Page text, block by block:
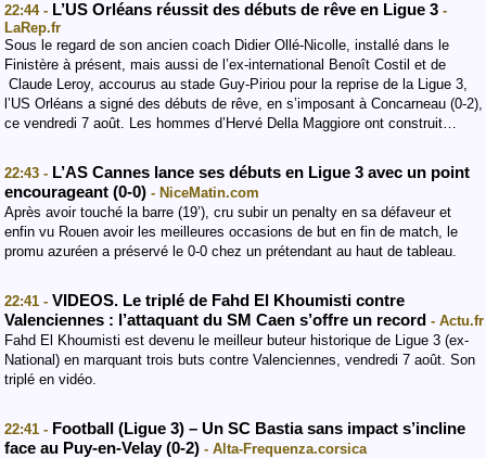
22:44 - L’US Orléans réussit des débuts de rêve en Ligue 3 -
LaRep.fr
Sous le regard de son ancien coach Didier Ollé-Nicolle, installé dans le
Finistère à présent, mais aussi de l’ex-international Benoît Costil et de
Claude Leroy, accourus au stade Guy-Piriou pour la reprise de la Ligue 3,
l’US Orléans a signé des débuts de rêve, en s’imposant à Concarneau (0-2),
ce vendredi 7 août. Les hommes d’Hervé Della Maggiore ont construit…
22:43 - L’AS Cannes lance ses débuts en Ligue 3 avec un point
encourageant (0-0) - NiceMatin.com
Après avoir touché la barre (19’), cru subir un penalty en sa défaveur et
enfin vu Rouen avoir les meilleures occasions de but en fin de match, le
promu azuréen a préservé le 0-0 chez un prétendant au haut de tableau.
22:41 - VIDEOS. Le triplé de Fahd El Khoumisti contre
Valenciennes : l’attaquant du SM Caen s’offre un record - Actu.fr
Fahd El Khoumisti est devenu le meilleur buteur historique de Ligue 3 (ex-
National) en marquant trois buts contre Valenciennes, vendredi 7 août. Son
triplé en vidéo.
22:41 - Football (Ligue 3) – Un SC Bastia sans impact s’incline
face au Puy-en-Velay (0-2) - Alta-Frequenza.corsica